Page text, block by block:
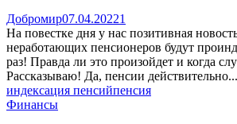
Добромир07.04.20221
На повестке дня у нас позитивная
неработающих пенсионеров будут
раз! Правда ли это произойдет и когда
Рассказываю! Да, пенсии действительно...
индексация пенсийпенсия
Финансы